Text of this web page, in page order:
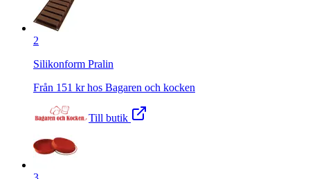
2
Silikonform Pralin
Från 151 kr hos Bagaren och kocken
Till butik